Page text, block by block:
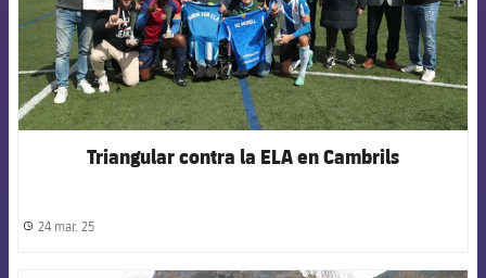
Triangular contra la ELA en Cambrils
label.share.clock
24 mar. 25